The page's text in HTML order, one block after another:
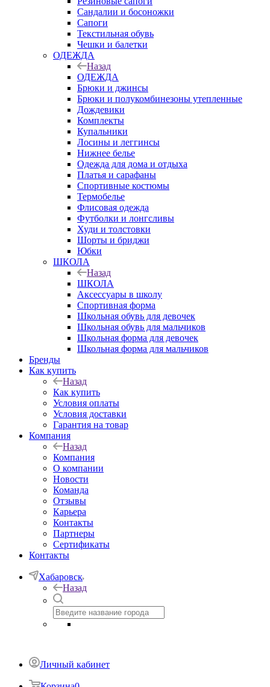
Сандалии и босоножки
Сапоги
Текстильная обувь
Чешки и балетки
ОДЕЖДА
Назад
ОДЕЖДА
Брюки и джинсы
Брюки и полукомбинезоны утепленные
Дождевики
Комплекты
Купальники
Лосины и леггинсы
Нижнее белье
Одежда для дома и отдыха
Платья и сарафаны
Спортивные костюмы
Термобелье
Флисовая одежда
Футболки и лонгсливы
Худи и толстовки
Шорты и бриджи
Юбки
ШКОЛА
Назад
ШКОЛА
Аксессуары в школу
Спортивная форма
Школьная обувь для девочек
Школьная обувь для мальчиков
Школьная форма для девочек
Школьная форма для мальчиков
Бренды
Как купить
Назад
Как купить
Условия оплаты
Условия доставки
Гарантия на товар
Компания
Назад
Компания
О компании
Новости
Команда
Отзывы
Карьера
Контакты
Партнеры
Сертификаты
Контакты
Хабаровск
Назад
Личный кабинет